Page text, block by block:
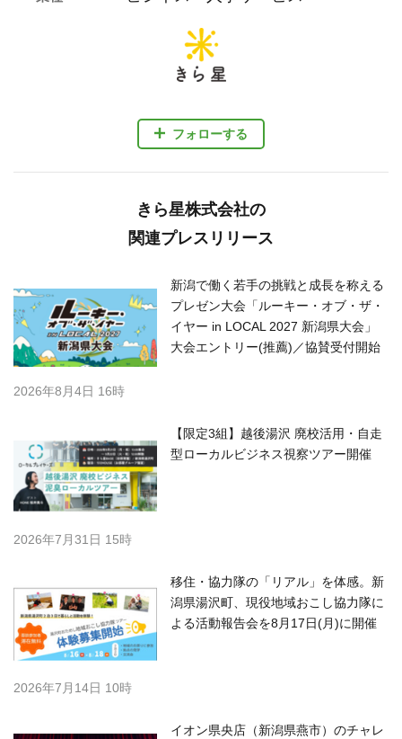
フォローする
きら星株式会社の
関連プレスリリース
新潟で働く若手の挑戦と成長を称える
プレゼン大会「ルーキー・オブ・ザ・
イヤー in LOCAL 2027 新潟県大会」
大会エントリー(推薦)／協賛受付開始
2026年8月4日 16時
【限定3組】越後湯沢 廃校活用・自走
型ローカルビジネス視察ツアー開催
2026年7月31日 15時
移住・協力隊の「リアル」を体感。新
潟県湯沢町、現役地域おこし協力隊に
よる活動報告会を8月17日(月)に開催
2026年7月14日 10時
イオン県央店（新潟県燕市）のチャレ